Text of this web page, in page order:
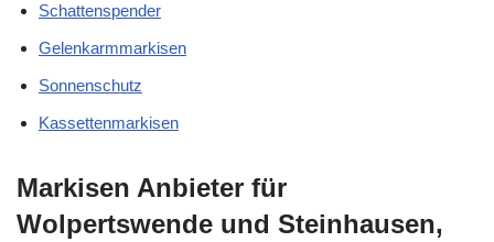
Schattenspender
Gelenkarmmarkisen
Sonnenschutz
Kassettenmarkisen
Markisen Anbieter für
Wolpertswende und Steinhausen,